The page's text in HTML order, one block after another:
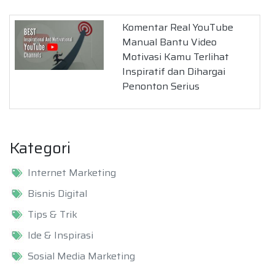
Komentar Real YouTube
Manual Bantu Video
Motivasi Kamu Terlihat
Inspiratif dan Dihargai
Penonton Serius
Kategori
Internet Marketing
Bisnis Digital
Tips & Trik
Ide & Inspirasi
Sosial Media Marketing